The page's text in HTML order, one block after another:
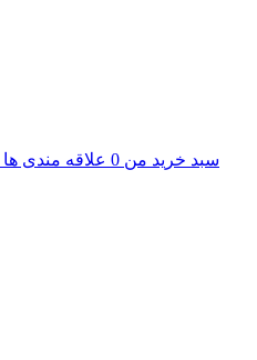
سبد خرید من 0 علاقه مندی ها